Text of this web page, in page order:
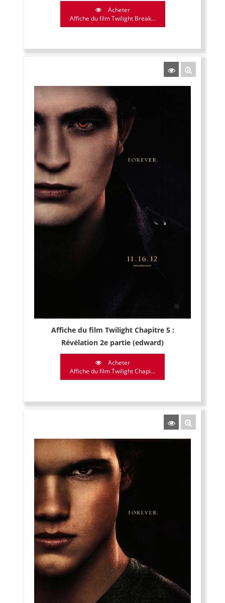
Acheter
Affiche du film Twilight Break...
Affiche du film Twilight Chapitre 5 :
Révélation 2e partie (edward)
Acheter
Affiche du film Twilight Chapi...